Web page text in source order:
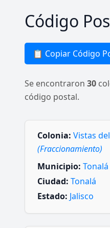
Código
📋 Copiar Código
Se encontraron 30
código postal.
Colonia: Vistas
(Fraccionamiento)
Municipio: Tonalá
Ciudad: Tonalá
Estado: Jalisco